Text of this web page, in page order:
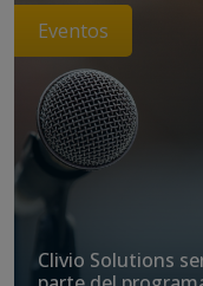
Eventos
Clivio Solutions